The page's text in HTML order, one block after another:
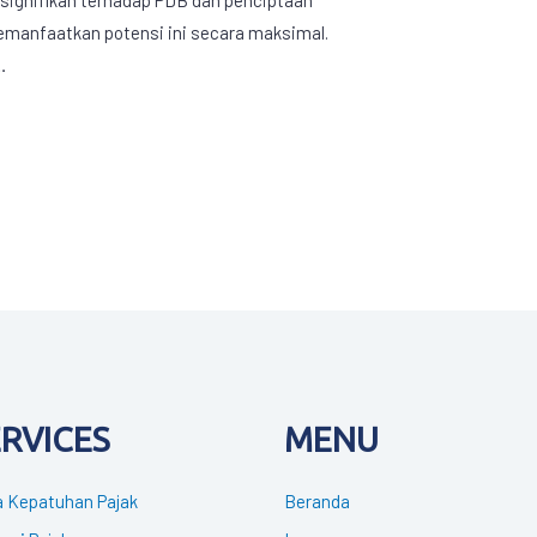
potensi ini secara maksimal.
Kepatuhan Pajak
MENU
Beranda